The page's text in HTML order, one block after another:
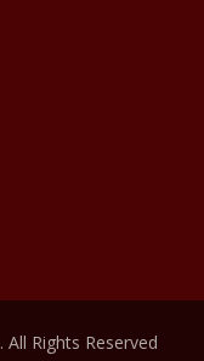
. All Rights Reserved